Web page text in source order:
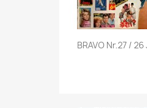

BRAVO Nr.27 /